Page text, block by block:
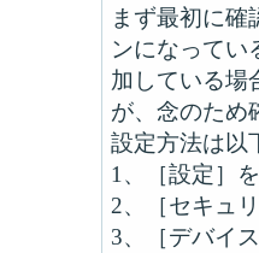
まず最初に
ンになってい
加している場
が、念のため
設定方法は以
1、［設定］
2、［セキュ
3、［デバイ